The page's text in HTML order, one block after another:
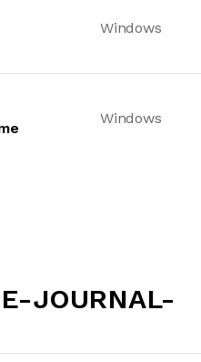
Windows
Windows
JOURNAL-